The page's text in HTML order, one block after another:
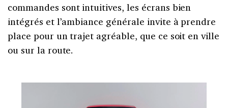
commandes sont intuitives, les écrans bien
intégrés et l’ambiance générale invite à prendre
place pour un trajet agréable, que ce soit en ville
ou sur la route.